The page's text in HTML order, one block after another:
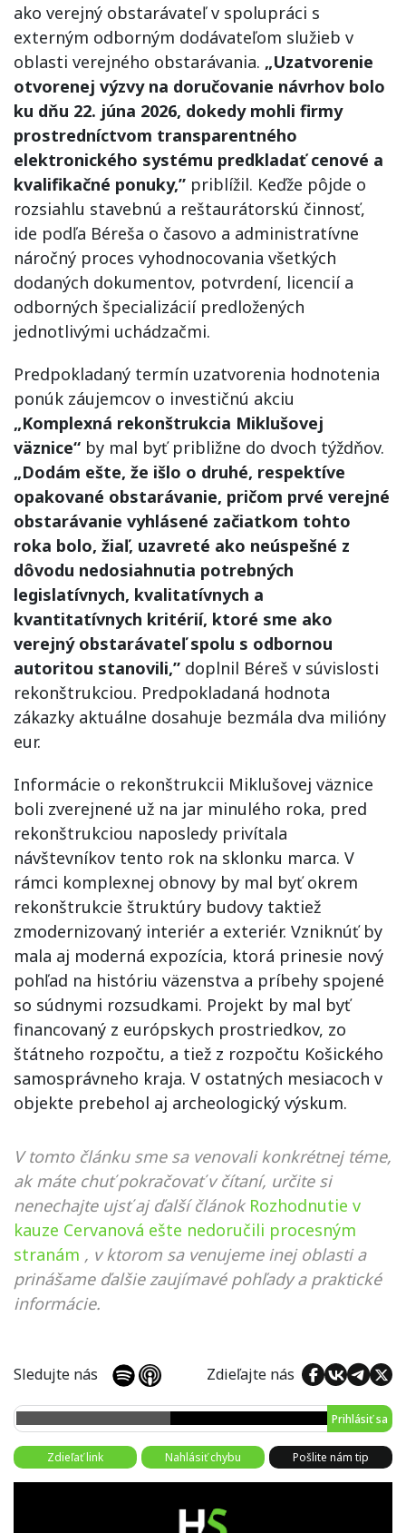
ako verejný obstarávateľ v spolupráci s
externým odborným dodávateľom služieb v
oblasti verejného obstarávania. „Uzatvorenie
otvorenej výzvy na doručovanie návrhov bolo
ku dňu 22. júna 2026, dokedy mohli firmy
prostredníctvom transparentného
elektronického systému predkladať cenové a
kvalifikačné ponuky,” priblížil. Keďže pôjde o
rozsiahlu stavebnú a reštaurátorskú činnosť,
ide podľa Béreša o časovo a administratívne
náročný proces vyhodnocovania všetkých
dodaných dokumentov, potvrdení, licencií a
odborných špecializácií predložených
jednotlivými uchádzačmi.
Predpokladaný termín uzatvorenia hodnotenia
ponúk záujemcov o investičnú akciu
„Komplexná rekonštrukcia Miklušovej
väznice“ by mal byť približne do dvoch týždňov.
„Dodám ešte, že išlo o druhé, respektíve
opakované obstarávanie, pričom prvé verejné
obstarávanie vyhlásené začiatkom tohto
roka bolo, žiaľ, uzavreté ako neúspešné z
dôvodu nedosiahnutia potrebných
legislatívnych, kvalitatívnych a
kvantitatívnych kritérií, ktoré sme ako
verejný obstarávateľ spolu s odbornou
autoritou stanovili,” doplnil Béreš v súvislosti
rekonštrukciou. Predpokladaná hodnota
zákazky aktuálne dosahuje bezmála dva milióny
eur.
Informácie o rekonštrukcii Miklušovej väznice
boli zverejnené už na jar minulého roka, pred
rekonštrukciou naposledy privítala
návštevníkov tento rok na sklonku marca. V
rámci komplexnej obnovy by mal byť okrem
rekonštrukcie štruktúry budovy taktiež
zmodernizovaný interiér a exteriér. Vzniknúť by
mala aj moderná expozícia, ktorá prinesie nový
pohľad na históriu väzenstva a príbehy spojené
so súdnymi rozsudkami. Projekt by mal byť
financovaný z európskych prostriedkov, zo
štátneho rozpočtu, a tiež z rozpočtu Košického
samosprávneho kraja. V ostatných mesiacoch v
objekte prebehol aj archeologický výskum.
V tomto článku sme sa venovali konkrétnej téme,
ak máte chuť pokračovať v čítaní, určite si
nenechajte ujsť aj ďalší článok Rozhodnutie v
kauze Cervanová ešte nedoručili procesným
stranám , v ktorom sa venujeme inej oblasti a
prinášame ďalšie zaujímavé pohľady a praktické
informácie.
Sledujte nás Zdieľajte nás
Prihlásiť sa
Zdieľať link Nahlásiť chybu Pošlite nám tip